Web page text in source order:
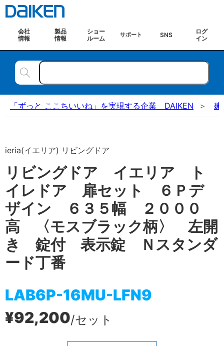
会社
情報
製品
情報
ショー
ルーム
サポート SNS
ログ
イン
「ずっと ここちいいね」を実現する企業 DAIKEN 建
ieria(イエリア) リビングドア
リビングドア イエリア ト
イレドア 扉セット ６Ｐデ
ザイン ６３５幅 ２０００
高 〈モスブラック柄〉 左開
き 錠付 表示錠 Ｎスタンダ
ード丁番
LAB6P-16MU-LFN9
¥92,200/セット